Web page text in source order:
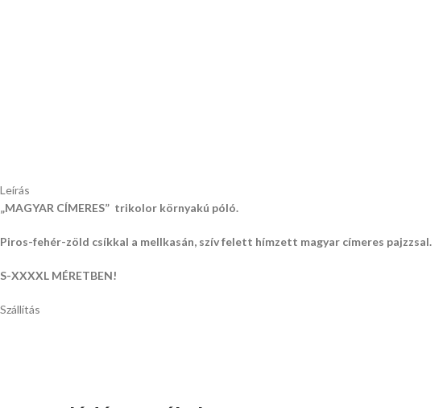
Leírás
„MAGYAR CÍMERES” trikolor környakú póló.
Piros-fehér-zöld csíkkal a mellkasán, szív felett hímzett magyar címeres pajzzsal.
S-XXXXL MÉRETBEN!
Szállítás